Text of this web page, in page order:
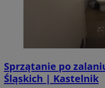
Sprzątanie po
Śląskich | Kastelnik